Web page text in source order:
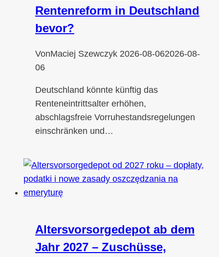
Rentenreform in Deutschland
bevor?
VonMaciej Szewczyk 2026-08-062026-08-
06
Deutschland könnte künftig das
Renteneintrittsalter erhöhen,
abschlagsfreie Vorruhestandsregelungen
einschränken und…
Altersvorsorgedepot ab dem
Jahr 2027 – Zuschüsse,